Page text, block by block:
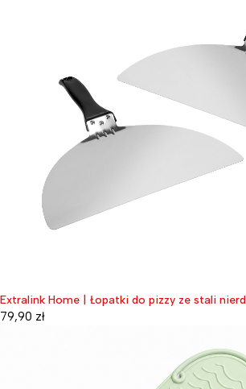
Extralink Home | Łopatki do pizzy ze stali
79,90 zł